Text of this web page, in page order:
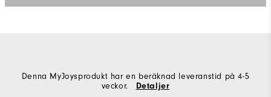
Denna MyJoysprodukt har en beräknad leveranstid på 4-5
veckor.
Detaljer